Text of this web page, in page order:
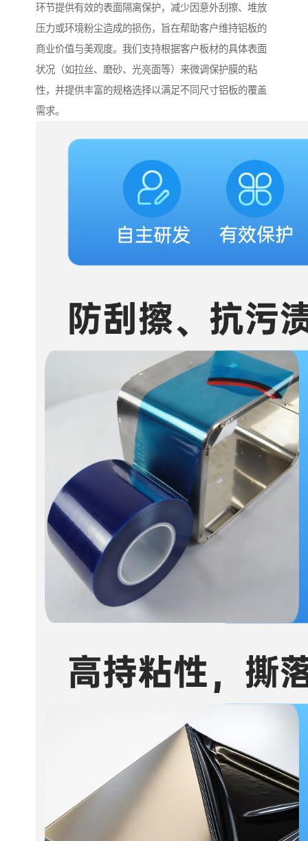
环节提供有效的表面隔离保护，减少因意外刮擦、堆放
压力或环境粉尘造成的损伤，旨在帮助客户维持铝板的
商业价值与美观度。我们支持根据客户板材的具体表面
状况（如拉丝、磨砂、光亮面等）来微调保护膜的粘
性，并提供丰富的规格选择以满足不同尺寸铝板的覆盖
需求。